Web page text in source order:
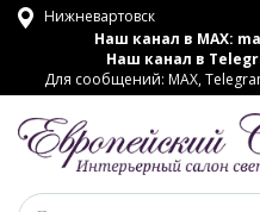
Нижневартовск
Наш канал в MAX:
Наш канал в
Для сообщений: MAX,